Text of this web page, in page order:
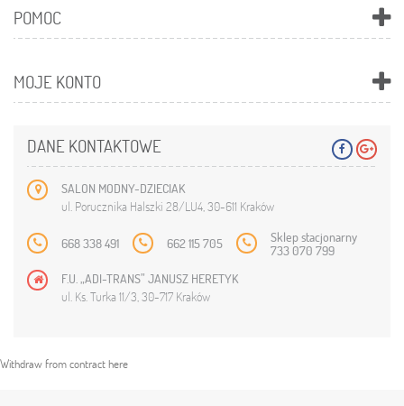
POMOC
MOJE KONTO
DANE KONTAKTOWE
SALON MODNY-DZIECIAK
ul. Porucznika Halszki 28/LU4, 30-611 Kraków
668 338 491 662 115 705 Sklep stacjonarny
733 070 799
F.U. „ADI-TRANS” JANUSZ HERETYK
ul. Ks. Turka 11/3, 30-717 Kraków
Withdraw from contract here